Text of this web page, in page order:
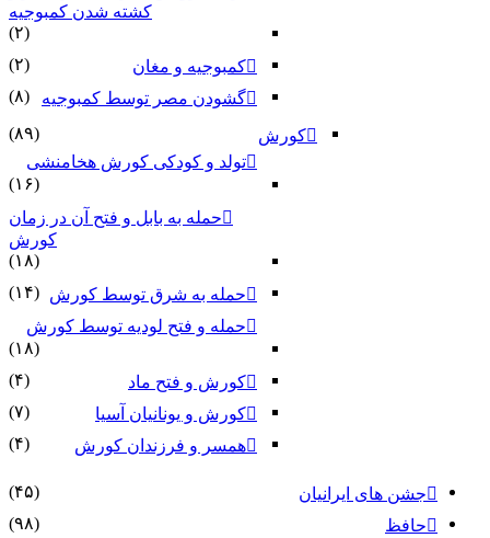
کشته شدن کمبوجیه
(۲)
کمبوجیه و مغان
(۲)
گشودن مصر توسط کمبوجیه
(۸)
کورش
(۸۹)
تولد و کودکی کورش هخامنشی
(۱۶)
حمله به بابل و فتح آن در زمان
کورش
(۱۸)
حمله به شرق توسط کورش (۱۴)
حمله و فتح لودیه توسط کورش
(۱۸)
کورش و فتح ماد
(۴)
کورش و یونانیان آسیا
(۷)
همسر و فرزندان کورش
(۴)
جشن های ایرانیان
(۴۵)
حافظ
(۹۸)